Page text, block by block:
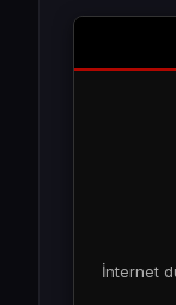
İnternet